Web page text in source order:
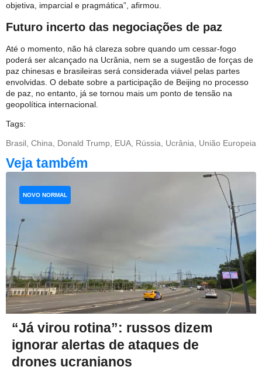
objetiva, imparcial e pragmática”, afirmou.
Futuro incerto das negociações de paz
Até o momento, não há clareza sobre quando um cessar-fogo
poderá ser alcançado na Ucrânia, nem se a sugestão de forças de
paz chinesas e brasileiras será considerada viável pelas partes
envolvidas. O debate sobre a participação de Beijing no processo
de paz, no entanto, já se tornou mais um ponto de tensão na
geopolítica internacional.
Tags:
Brasil, China, Donald Trump, EUA, Rússia, Ucrânia, União Europeia
Veja também
“Já virou rotina”: russos dizem
ignorar alertas de ataques de
drones ucranianos
NOVO NORMAL